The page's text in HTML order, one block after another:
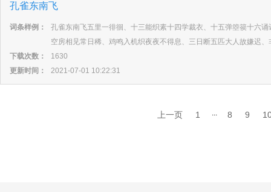
孔雀东南飞
词条样例：
孔雀东南飞五里一徘徊、十三能织素十四学裁衣、十五弹箜篌十六
空房相见常日稀、鸡鸣入机织夜夜不得息、三日断五匹大人故嫌迟
下载次数：
1630
更新时间：
2021-07-01 10:22:31
上一页 1 ... 8 9